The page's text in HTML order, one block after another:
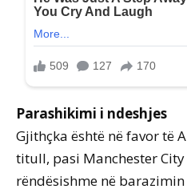
Parashikimi i ndeshjes
Gjithçka është në favor të
titull, pasi Manchester
rëndësishme në